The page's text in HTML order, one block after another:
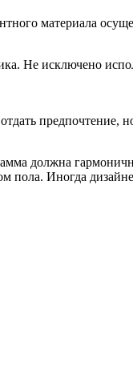
материала
Не исключено
должна
пола. Иногда